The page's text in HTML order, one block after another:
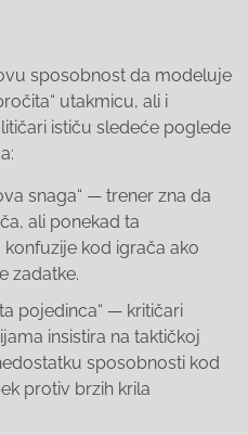
sposobnost da modeluje
utakmicu, ali i
ističu sledeće poglede
snaga“ — trener zna da
ali ponekad ta
kod igrača ako
zadatke.
pojedinca“ — kritičari
insistira na taktičkoj
sposobnosti kod
protiv brzih krila